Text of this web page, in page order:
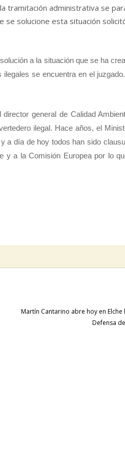
tramitación administrativa se
solucione esta situación
a la situación que se ha
se encuentra en el
general de Calidad
ilegal. Hace años, el
a día de hoy todos han sido
y a la Comisión Europea por lo
Martín Cantarino abre hoy en Elche
Defensa